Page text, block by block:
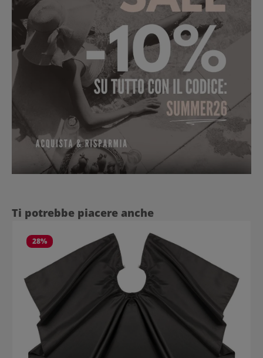
Salta la galleria dei prodotti
Ti potrebbe piacere anche
28%